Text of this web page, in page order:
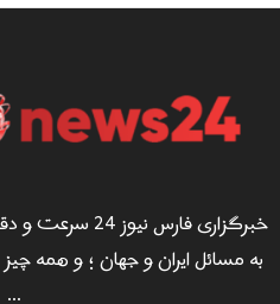
خبرگزاری فارس
به مسائل ایران و جهان ؛ و همه
...